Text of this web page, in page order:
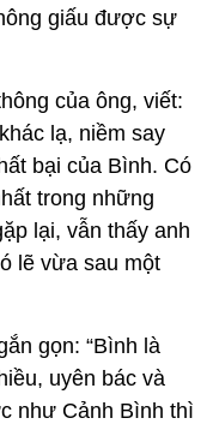
giấu được sự
của ông, viết:
lạ, niềm say
bại của Bình. Có
trong những
lại, vẫn thấy anh
lẽ vừa sau một
gọn: “Bình là
uyên bác và
như Cảnh Bình thì